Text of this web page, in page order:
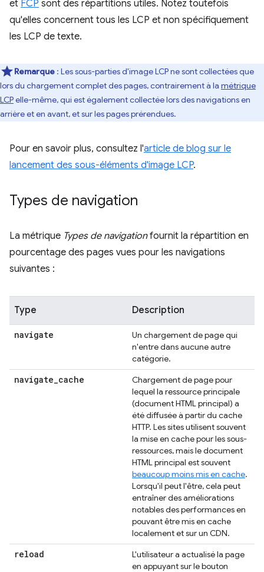
et FCP sont des répartitions utiles. Notez toutefois
qu'elles concernent tous les LCP et non spécifiquement
les LCP de texte.
Remarque : Les sous-parties d'image LCP ne sont collectées que
lors du chargement complet des pages, contrairement à la métrique
LCPelle-même, qui est également collectée lors des navigations en
arrière et en avant, et sur les pages prérendues.
Pour en savoir plus, consultez l'article de blog sur le
lancement des sous-éléments d'image LCP.
Types de navigation
La métrique Types de navigationfournit la répartition en
pourcentage des pages vues pour les navigations
suivantes :
Type Description
navigate
Un chargement de page qui
n'entre dans aucune autre
catégorie.
navigate_cache
Chargement de page pour
lequel la ressource principale
(document HTML principal) a
été diffusée à partir du cache
HTTP. Les sites utilisent souvent
la mise en cache pour les sous-
ressources, mais le document
HTML principal est souvent
beaucoup moins mis en cache.
Lorsqu'il peut l'être, cela peut
entraîner des améliorations
notables des performances en
pouvant être mis en cache
localement et sur un CDN.
reload
L'utilisateur a actualisé la page
en appuyant sur le bouton